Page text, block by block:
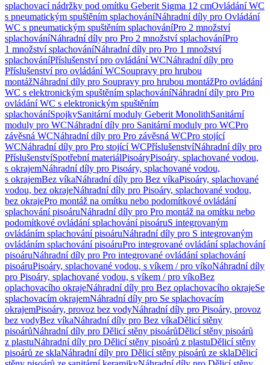
splachovací nádržky pod omítku Geberit Sigma 12 cmOvládání WC
s pneumatickým spuštěním splachováníNáhradní díly pro Ovládání
WC s pneumatickým spuštěním splachováníPro 2 množství
splachováníNáhradní díly pro Pro 2 množství splachováníPro
1 množství splachováníNáhradní díly pro Pro 1 množství
splachováníPříslušenství pro ovládání WCNáhradní díly pro
Příslušenství pro ovládání WCSoupravy pro hrubou
montážNáhradní díly pro Soupravy pro hrubou montážPro ovládání
WC s elektronickým spuštěním splachováníNáhradní díly pro Pro
ovládání WC s elektronickým spuštěním
splachováníSpojkySanitární moduly Geberit MonolithSanitární
moduly pro WCNáhradní díly pro Sanitární moduly pro WCPro
závěsná WCNáhradní díly pro Pro závěsná WCPro stojící
WCNáhradní díly pro Pro stojící WCPříslušenstvíNáhradní díly pro
PříslušenstvíSpotřební materiálPisoáryPisoáry, splachované vodou,
s okrajemNáhradní díly pro Pisoáry, splachované vodou,
s okrajemBez víkaNáhradní díly pro Bez víkaPisoáry, splachované
vodou, bez okrajeNáhradní díly pro Pisoáry, splachované vodou,
bez okrajePro montáž na omítku nebo podomítkové ovládání
splachování pisoáruNáhradní díly pro Pro montáž na omítku nebo
podomítkové ovládání splachování pisoáruS integrovaným
ovládáním splachování pisoáruNáhradní díly pro S integrovaným
ovládáním splachování pisoáruPro integrované ovládání splachování
pisoáruNáhradní díly pro Pro integrované ovládání splachování
pisoáruPisoáry, splachované vodou, s víkem / pro víkoNáhradní díly
pro Pisoáry, splachované vodou, s víkem / pro víkoBez
oplachovacího okrajeNáhradní díly pro Bez oplachovacího okrajeSe
splachovacím okrajemNáhradní díly pro Se splachovacím
okrajemPisoáry, provoz bez vodyNáhradní díly pro Pisoáry, provoz
bez vodyBez víkaNáhradní díly pro Bez víkaDělicí stěny
pisoárůNáhradní díly pro Dělicí stěny pisoárůDělicí stěny pisoárů
z plastuNáhradní díly pro Dělicí stěny pisoárů z plastuDělicí stěny
pisoárů ze sklaNáhradní díly pro Dělicí stěny pisoárů ze sklaDělicí